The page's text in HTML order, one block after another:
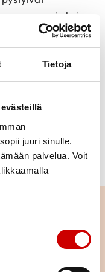
Tietoja
juuri sinulle.
palvelua. Voit
nopeammin kuin
joissa
Äijö kertoo.
muistuttaa, että
itsensä hikeen